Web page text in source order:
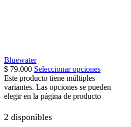
Bluewater
$ 79.000 Seleccionar opciones
Este producto tiene múltiples
variantes. Las opciones se pueden
elegir en la página de producto
2 disponibles